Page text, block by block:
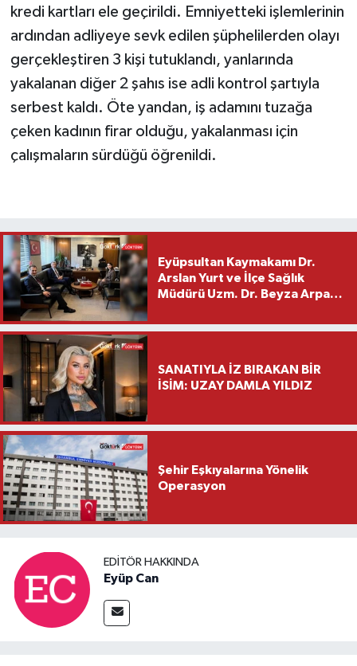
kredi kartları ele geçirildi. Emniyetteki işlemlerinin
ardından adliyeye sevk edilen şüphelilerden olayı
gerçekleştiren 3 kişi tutuklandı, yanlarında
yakalanan diğer 2 şahıs ise adli kontrol şartıyla
serbest kaldı. Öte yandan, iş adamını tuzağa
çeken kadının firar olduğu, yakalanması için
çalışmaların sürdüğü öğrenildi.
Eyüpsultan Kaymakamı Dr.
Arslan Yurt ve İlçe Sağlık
Müdürü Uzm. Dr. Beyza Arpacı
Ziyareti
SANATIYLA İZ BIRAKAN BİR
İSİM: UZAY DAMLA YILDIZ
Şehir Eşkıyalarına Yönelik
Operasyon
EDITÖR HAKKINDA
Eyüp Can